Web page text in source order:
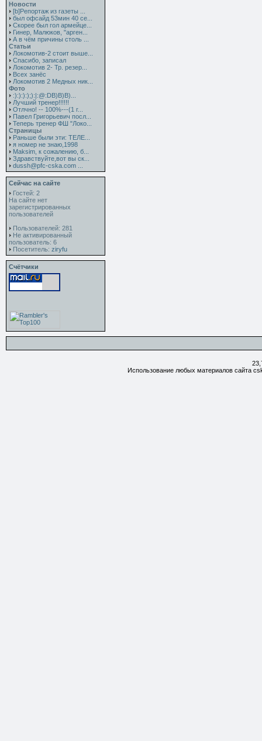
Новости
[b]Репортаж из газеты ...
был офсайд 53мин 40 се...
Скорее был гол армейце...
Гинер, Малюков, "арген...
А в чём причины столь ...
Статьи
Локомотив-2 стоит выше...
Спасибо, записал
Локомотив 2- Тр. резер...
Всех занёс
Локомотив 2 Медных ник...
Фото
:):):):);):|:@:DB)B)B)...
Лучший тренер!!!!!!
Отлчно! -- 100%---(1 г...
Павел Григорьевич посл...
Теперь тренер ФШ "Локо...
Страницы
Раньше были эти: ТЕЛЕ...
я номер не знаю,1998
Maksim, к сожалению, б...
Здравствуйте,вот вы ск...
dussh@pfc-cska.com ...
Сейчас на сайте
Гостей: 2
На сайте нет
зарегистрированных
пользователей
Пользователей: 281
Не активированный
пользователь: 6
Посетитель: ziryfu
Счётчики
Использование любых материалов сайта